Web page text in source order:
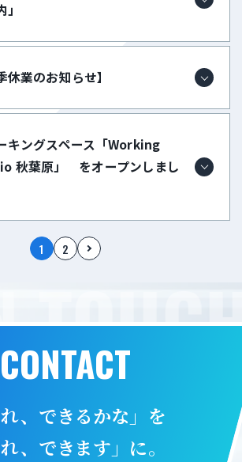
休業のお知らせ】
キングスペース「Working
秋葉原」 をオープンしまし
1 2
CONTACT
れ、できるかな」を
れ、できます」に。